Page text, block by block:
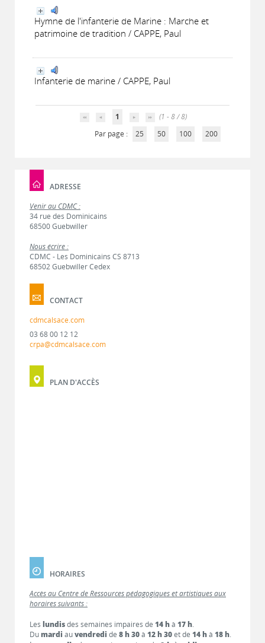
Hymne de l'infanterie de Marine : Marche et
patrimoine de tradition / CAPPE, Paul
Infanterie de marine / CAPPE, Paul
1
(1 - 8 / 8)
Par page :
25 50 100 200
ADRESSE
Venir au CDMC :
34 rue des Dominicains
68500 Guebwiller
Nous écrire :
CDMC - Les Dominicains CS 8713
68502 Guebwiller Cedex
CONTACT
cdmcalsace.com
03 68 00 12 12
crpa@cdmcalsace.com
PLAN D'ACCÈS
HORAIRES
Accès au Centre de Ressources pédagogiques et artistiques aux
horaires suivants :
Les lundisdes semaines impaires de 14 hà 17 h.
Dumardi auvendredi de 8 h 30à 12 h 30et de 14 hà 18 h.